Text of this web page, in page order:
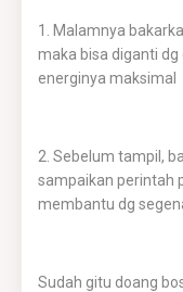
1. Malamnya
maka bisa diganti dg
energinya maksimal
2. Sebelum tampil,
sampaikan perintah
membantu dg
Sudah gitu doang